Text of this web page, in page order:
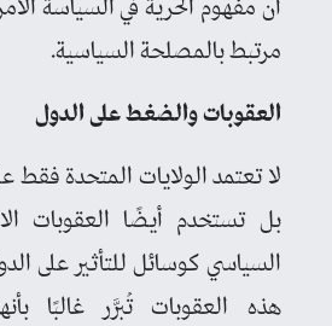
أن مفهوم الحرية في السياسة
مرتبط بالمصلحة السياسية.
العقوبات والضغط على الدول
لا تعتمد الولايات المتحدة فقط
بل تستخدم أيضًا العقوبات
السياسي كوسائل للتأثير على
هذه العقوبات تُبرَّر غالبًا